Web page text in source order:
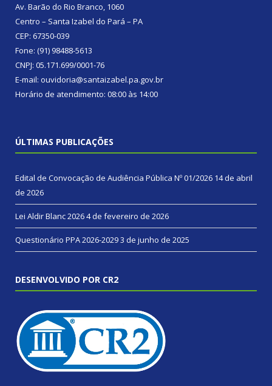
Av. Barão do Rio Branco, 1060
Centro – Santa Izabel do Pará – PA
CEP: 67350-039
Fone: (91) 98488-5613
CNPJ: 05.171.699/0001-76
E-mail: ouvidoria@santaizabel.pa.gov.br
Horário de atendimento: 08:00 às 14:00
ÚLTIMAS PUBLICAÇÕES
Edital de Convocação de Audiência Pública Nº 01/2026 14 de abril
de 2026
Lei Aldir Blanc 20264 de fevereiro de 2026
Questionário PPA 2026-20293 de junho de 2025
DESENVOLVIDO POR CR2